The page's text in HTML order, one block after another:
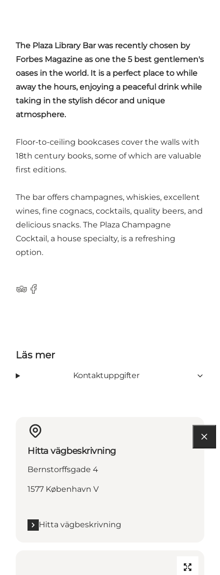
The Plaza Library Bar was recently chosen by
Forbes Magazine as one the 5 best gentlemen's
oases in the world. It is a perfect place to while
away the hours, enjoying a peaceful drink while
taking in the stylish décor and unique
atmosphere.
Floor-to-ceiling bookcases cover the walls with
18th century books, some of which are valuable
first editions.
The bar offers champagnes, whiskies, excellent
wines, fine cognacs, cocktails, quality beers, and
delicious snacks. The Plaza Champagne
Cocktail, a house specialty, is a refreshing
option.
Tripadvisor
Facebook
Läs mer
Kontaktuppgifter
Hitta vägbeskrivning
Bernstorffsgade 4
1577 København V
Hitta vägbeskrivning